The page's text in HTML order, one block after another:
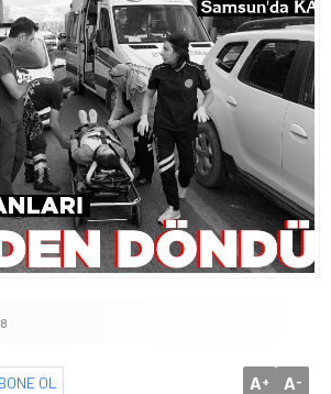
OL A+ A-